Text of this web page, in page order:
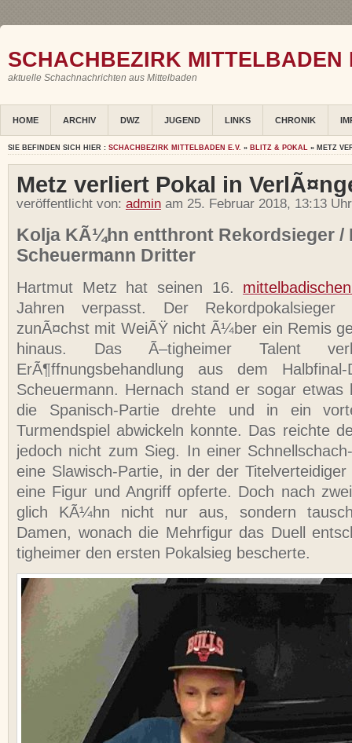
SCHACHBEZIRK MITTELBADEN
aktuelle Schachnachrichten aus Mittelbaden
HOME ARCHIV DWZ JUGEND LINKS CHRONIK
SIE BEFINDEN SICH HIER : SCHACHBEZIRK MITTELBADEN E.V. » BLITZ & POKAL » METZ
Metz verliert Pokal in
veröffentlicht von: admin am 25. Februar 2018, 13:13
Kolja KÃ¼hn entthront Rekordsieger /
Scheuermann Dritter
Hartmut Metz hat seinen 16.
Jahren verpasst. Der
zunÃ¤chst mit WeiÃŸ nicht Ã¼ber ein Remis
hinaus. Das Ã–tigheimer Talent
ErÃ¶ffnungsbehandlung aus dem
Scheuermann. Hernach stand er sogar etwas
die Spanisch-Partie drehte und in ein
Turmendspiel abwickeln konnte. Das reichte
jedoch nicht zum Sieg. In einer
eine Slawisch-Partie, in der der
eine Figur und Angriff opferte. Doch nach
glich KÃ¼hn nicht nur aus, sondern
Damen, wonach die Mehrfigur das Duell
tigheimer den ersten Pokalsieg bescherte.